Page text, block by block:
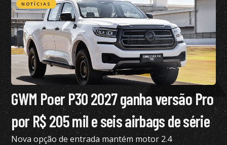
NOTÍCIAS
GWM Poer P30 2027 ganha versão Pro
por R$ 205 mil e seis airbags de série
Nova opção de entrada mantém motor 2.4